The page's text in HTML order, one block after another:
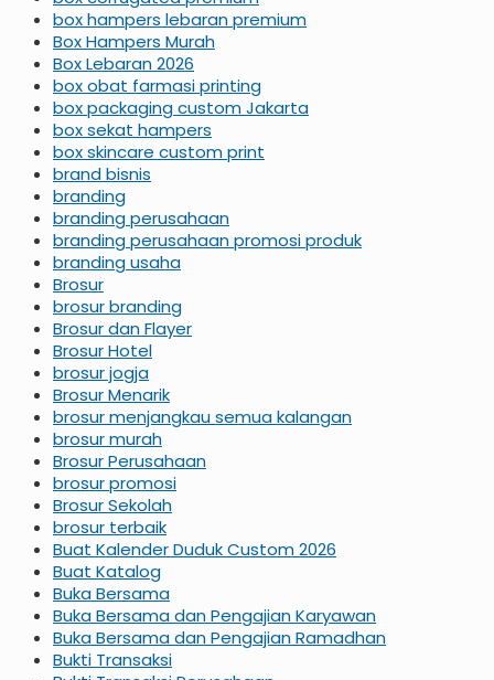
box hampers lebaran premium
Box Hampers Murah
Box Lebaran 2026
box obat farmasi printing
box packaging custom Jakarta
box sekat hampers
box skincare custom print
brand bisnis
branding
branding perusahaan
branding perusahaan promosi produk
branding usaha
Brosur
brosur branding
Brosur dan Flayer
Brosur Hotel
brosur jogja
Brosur Menarik
brosur menjangkau semua kalangan
brosur murah
Brosur Perusahaan
brosur promosi
Brosur Sekolah
brosur terbaik
Buat Kalender Duduk Custom 2026
Buat Katalog
Buka Bersama
Buka Bersama dan Pengajian Karyawan
Buka Bersama dan Pengajian Ramadhan
Bukti Transaksi